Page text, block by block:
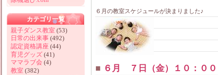
６月の教室スケジュールが決まりました♪
■ ６月 ７日（金）１０：０
カテゴリ一覧
親子ダンス教室 (53)
日常の出来事 (492)
認定資格講座 (44)
育児グッズ (41)
ママラブ会 (4)
教室 (382)